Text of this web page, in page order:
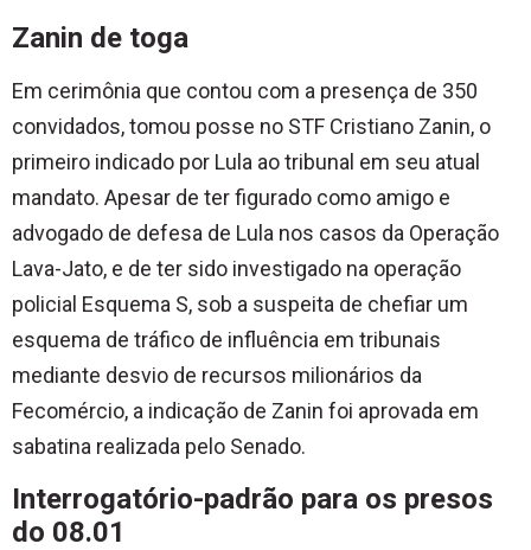
Zanin de toga
Em cerimônia que contou com a presença de 350
convidados, tomou posse no STF Cristiano Zanin, o
primeiro indicado por Lula ao tribunal em seu atual
mandato. Apesar de ter figurado como amigo e
advogado de defesa de Lula nos casos da Operação
Lava-Jato, e de ter sido investigado na operação
policial Esquema S, sob a suspeita de chefiar um
esquema de tráfico de influência em tribunais
mediante desvio de recursos milionários da
Fecomércio, a indicação de Zanin foi aprovada em
sabatina realizada pelo Senado.
Interrogatório-padrão para os presos
do 08.01